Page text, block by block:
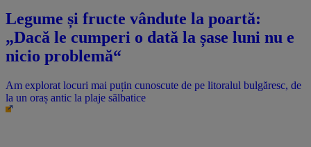
Legume și fructe vândute la poartă:
„Dacă le cumperi o dată la șase luni nu e
nicio problemă“
Am explorat locuri mai puțin cunoscute de pe litoralul bulgăresc, de
la un oraș antic la plaje sălbatice